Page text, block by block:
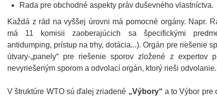
Rada pre obchodné aspekty práv duševného vlastníctva.
Každá z rád na vyššej úrovni má pomocné orgány. Napr.
má 11 komisii zaoberajúcich sa špecifickými
antidumping, prístup na trhy, dotácia...). Orgán pre riešenie
útvary-„panely“ pre riešenie sporov zložené z expertov
nevyriešeným sporom a odvolací orgán, ktorý rieši odvolanie.
V štruktúre WTO sú ďalej zriadené „Výbory“ a to Výbor pre